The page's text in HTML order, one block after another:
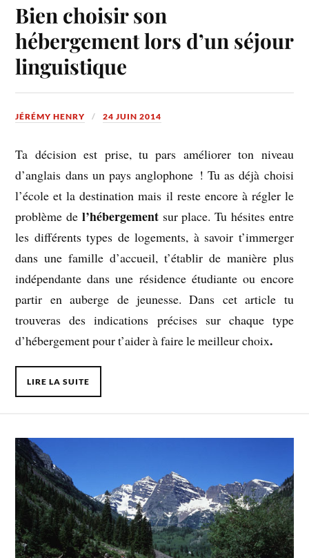
Bien choisir son
hébergement lors d’un séjour
linguistique
JÉRÉMY HENRY 24 JUIN 2014
Ta décision est prise, tu pars améliorer ton niveau
d’anglais dans un pays anglophone ! Tu as déjà choisi
l’école et la destination mais il reste encore à régler le
problème de l’hébergementsur place. Tu hésites entre
les différents types de logements, à savoir t’immerger
dans une famille d’accueil, t’établir de manière plus
indépendante dans une résidence étudiante ou encore
partir en auberge de jeunesse. Dans cet article tu
trouveras des indications précises sur chaque type
d’hébergement pour t’aider à faire le meilleur choix.
LIRE LA SUITE